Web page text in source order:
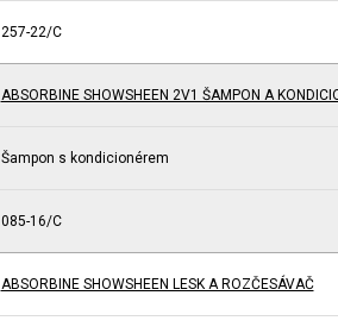
257-22/C
ABSORBINE SHOWSHEEN 2V1 ŠAMPON A
Šampon s kondicionérem
085-16/C
ABSORBINE SHOWSHEEN LESK A ROZČESÁVAČ